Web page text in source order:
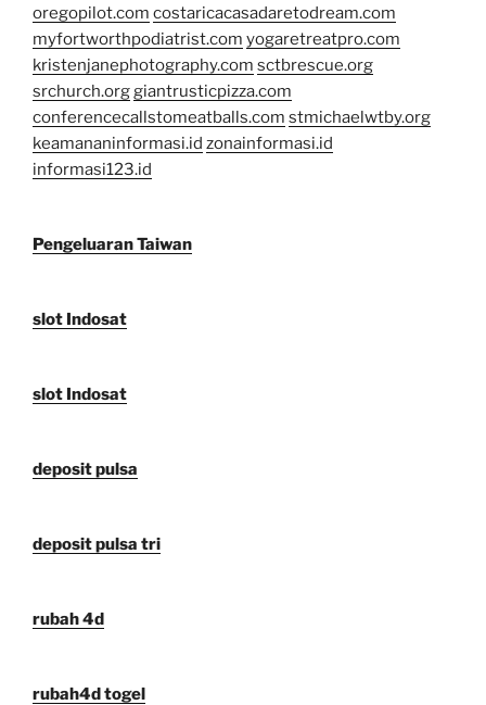
oregopilot.com costaricacasadaretodream.com
myfortworthpodiatrist.com yogaretreatpro.com
kristenjanephotography.com sctbrescue.org
srchurch.orggiantrusticpizza.com
conferencecallstomeatballs.com stmichaelwtby.org
keamananinformasi.id zonainformasi.id
informasi123.id
Pengeluaran Taiwan
slot Indosat
slot Indosat
deposit pulsa
deposit pulsa tri
rubah 4d
rubah4d togel